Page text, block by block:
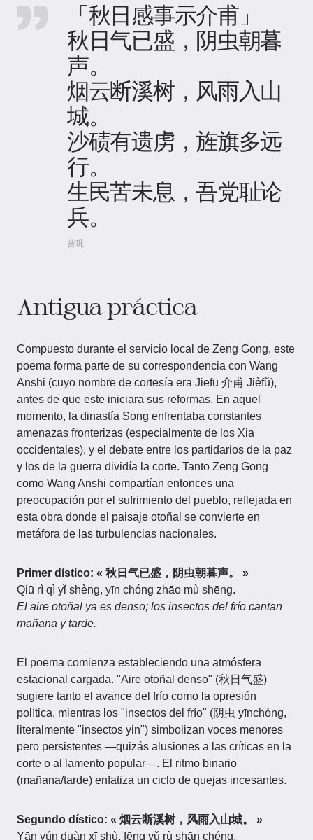
「秋日感事示介甫」
秋日气已盛，阴虫朝暮
声。
烟云断溪树，风雨入山
城。
沙碛有遗虏，旌旗多远
行。
生民苦未息，吾党耻论
兵。
曾巩
Antigua práctica
Compuesto durante el servicio local de Zeng Gong, este
poema forma parte de su correspondencia con Wang
Anshi (cuyo nombre de cortesía era Jiefu 介甫 Jièfǔ),
antes de que este iniciara sus reformas. En aquel
momento, la dinastía Song enfrentaba constantes
amenazas fronterizas (especialmente de los Xia
occidentales), y el debate entre los partidarios de la paz
y los de la guerra dividía la corte. Tanto Zeng Gong
como Wang Anshi compartían entonces una
preocupación por el sufrimiento del pueblo, reflejada en
esta obra donde el paisaje otoñal se convierte en
metáfora de las turbulencias nacionales.
Primer dístico: « 秋日气已盛，阴虫朝暮声。 »
Qiū rì qì yǐ shèng, yīn chóng zhāo mù shēng.
El aire otoñal ya es denso; los insectos del frío cantan
mañana y tarde.
El poema comienza estableciendo una atmósfera
estacional cargada. "Aire otoñal denso" (秋日气盛)
sugiere tanto el avance del frío como la opresión
política, mientras los "insectos del frío" (阴虫 yīnchóng,
literalmente "insectos yin") simbolizan voces menores
pero persistentes —quizás alusiones a las críticas en la
corte o al lamento popular—. El ritmo binario
(mañana/tarde) enfatiza un ciclo de quejas incesantes.
Segundo dístico: « 烟云断溪树，风雨入山城。 »
Yān yún duàn xī shù, fēng yǔ rù shān chéng.